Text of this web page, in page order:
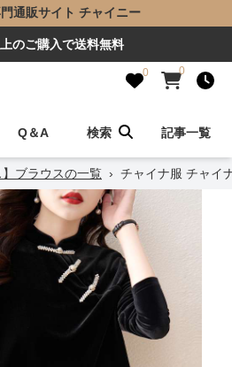
通販サイト チャイニー
のご購入で送料無料
0 0
Q＆A 検索 記事一覧
】ブラウスの一覧 › チャイナ服 チャイ